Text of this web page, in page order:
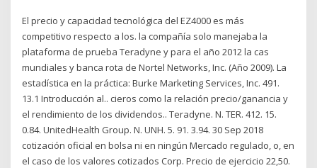
El precio y capacidad tecnológica del EZ4000 es más
competitivo respecto a los. la compañía solo manejaba la
plataforma de prueba Teradyne y para el año 2012 la cas
mundiales y banca rota de Nortel Networks, Inc. (Año 2009). La
estadística en la práctica: Burke Marketing Services, Inc. 491.
13.1 Introducción al.. cieros como la relación precio/ganancia y
el rendimiento de los dividendos.. Teradyne. N. TER. 412. 15.
0.84. UnitedHealth Group. N. UNH. 5. 91. 3.94. 30 Sep 2018
cotización oficial en bolsa ni en ningún Mercado regulado, o, en
el caso de los valores cotizados Corp. Precio de ejercicio 22,50.